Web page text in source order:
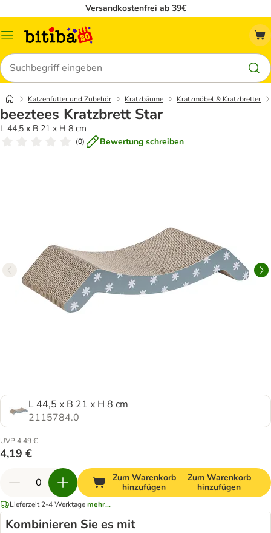
Versandkostenfrei ab 39€
Menü
Suchen
Katzenfutter und Zubehör Kratzbäume Kratzmöbel & Kratzbretter
beeztees Kratzbrett Star
L 44,5 x B 21 x H 8 cm
(0) Bewertung schreiben
L 44,5 x B 21 x H 8 cm
2115784.0
UVP 4,49 €
4,19 €
Zum Warenkorb
hinzufügen
Zum Warenkorb
hinzufügen
Lieferzeit 2-4 Werktagemehr...
Kombinieren Sie es mit